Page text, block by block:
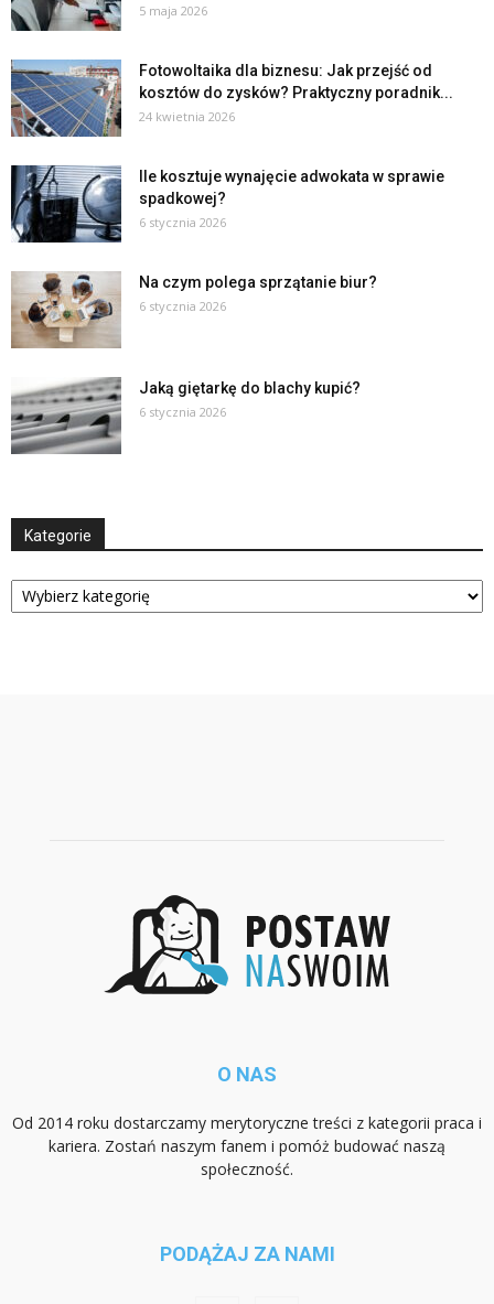
5 maja 2026
Fotowoltaika dla biznesu: Jak przejść od
kosztów do zysków? Praktyczny poradnik...
24 kwietnia 2026
Ile kosztuje wynajęcie adwokata w sprawie
spadkowej?
6 stycznia 2026
Na czym polega sprzątanie biur?
6 stycznia 2026
Jaką giętarkę do blachy kupić?
6 stycznia 2026
Kategorie
Kategorie
O NAS
Od 2014 roku dostarczamy merytoryczne treści z kategorii praca i
kariera. Zostań naszym fanem i pomóż budować naszą
społeczność.
PODĄŻAJ ZA NAMI